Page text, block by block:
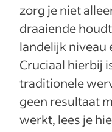
zorg je niet
draaiende
landelijk niveau
Cruciaal hierbij
traditionele
geen resultaat
werkt, lees je